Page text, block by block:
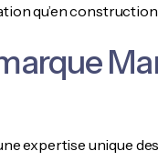
qu’en
expertise unique